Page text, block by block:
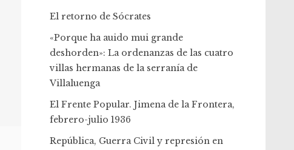
El retorno de Sócrates
«Porque ha auido mui grande
deshorden»: La ordenanzas de las cuatro
villas hermanas de la serranía de
Villaluenga
El Frente Popular. Jimena de la Frontera,
febrero-julio 1936
República, Guerra Civil y represión en